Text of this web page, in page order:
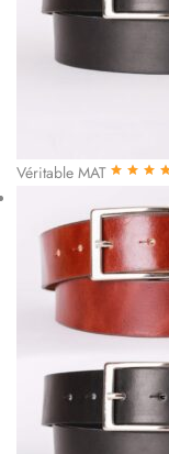
Véritable MAT